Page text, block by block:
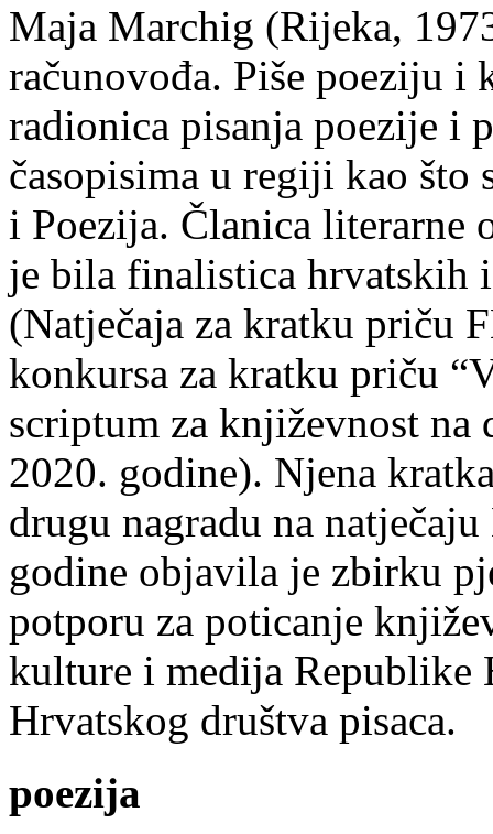
Maja Marchig (Rijeka,
računovođa. Piše poeziju i
radionica pisanja poezije i
časopisima u regiji kao što
i Poezija. Članica literarne
je bila finalistica hrvatskih
(Natječaja za kratku priču
konkursa za kratku priču
scriptum za književnost na
2020. godine). Njena
drugu nagradu na
godine objavila je zbirku
potporu za poticanje
kulture i medija Republike
Hrvatskog društva pisaca.
poezija